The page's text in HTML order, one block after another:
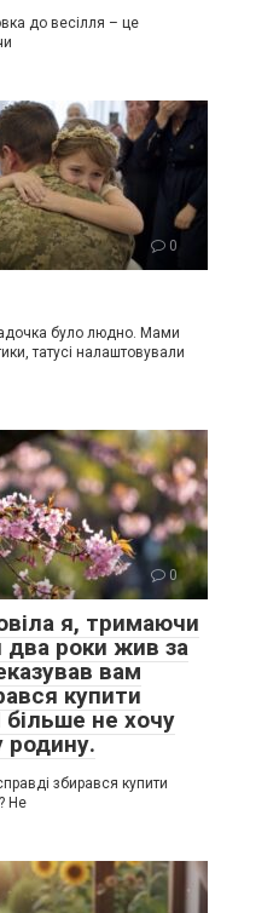
до весілля – це
0
було людно. Мами
татусі налаштовували
0
я, тримаючи
роки жив за
вам
купити
не хочу
родину.
збирався купити
Не